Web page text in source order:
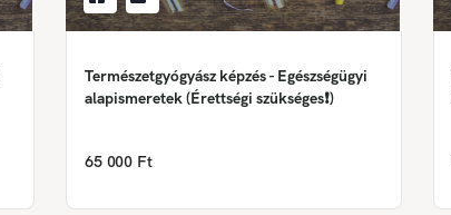
Természetgyógyász képzés - Egészségügyi
alapismeretek (Érettségi szükséges❗)
65 000 Ft